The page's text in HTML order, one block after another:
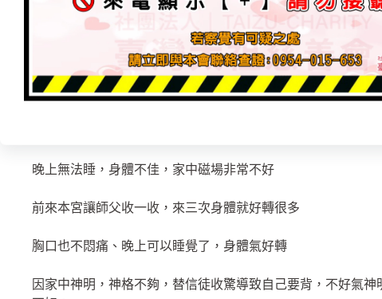
家中有拜神明會替信徒收驚
導致家運一落千丈、兒子運勢也不好
丈夫出車禍導致無法行動
晚上無法睡，身體不佳，家中磁場非常不好
前來本宮讓師父收一收，來三次身體就好轉很多
胸口也不悶痛、晚上可以睡覺了，身體氣好轉
因家中神明，神格不夠，替信徒收驚導致自己要背，不好氣